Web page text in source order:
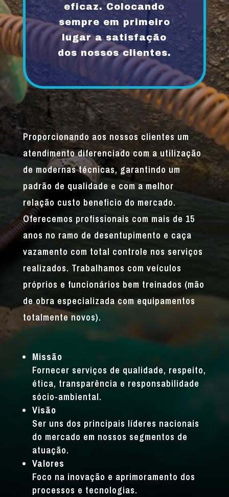
eficaz. Colocando
sempre em primeiro
lugar a satisfação
dos nossos clientes.
Proporcionando aos nossos clientes um
atendimento diferenciado com a utilização
de modernas técnicas, garantindo um
padrão de qualidade e com a melhor
relação custo beneficio do mercado.
Oferecemos profissionais com mais de 15
anos no ramo de desentupimento e caça
vazamento com total controle nos serviços
realizados. Trabalhamos com veículos
próprios e funcionários bem treinados (mão
de obra especializada com equipamentos
totalmente novos).
Missão
Fornecer serviços de qualidade, respeito,
ética, transparência e responsabilidade
sócio-ambiental.
Visão
Ser uns dos principais líderes nacionais
do mercado em nossos segmentos de
atuação.
Valores
Foco na inovação e aprimoramento dos
processos e tecnologias.